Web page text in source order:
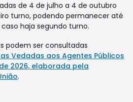
de 4 de julho a 4 de outubro
turno, podendo permanecer até
haja segundo turno.
podem ser consultadas
Vedadas aos Agentes Públicos
2026, elaborada pela
.